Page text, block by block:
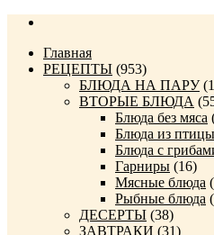
Главная
РЕЦЕПТЫ (953)
БЛЮДА НА ПАРУ
ВТОРЫЕ БЛЮДА
Блюда без мяса
Блюда из птицы
Блюда с
Гарниры (16)
Мясные блюда
Рыбные блюда
ДЕСЕРТЫ (38)
ЗАВТРАКИ (31)